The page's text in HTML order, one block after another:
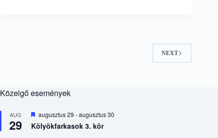
NEXT
Közelgő események
AUG
29
K
i
e
augusztus 29 -augusztus 30
Kölyökfarkasok 3. kör